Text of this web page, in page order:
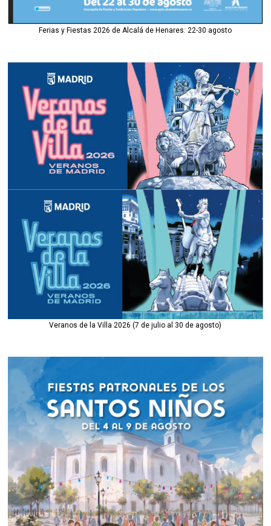
Ferias y Fiestas 2026 de Alcalá de Henares: 22-30 agosto
Veranos de la Villa 2026 (7 de julio al 30 de agosto)